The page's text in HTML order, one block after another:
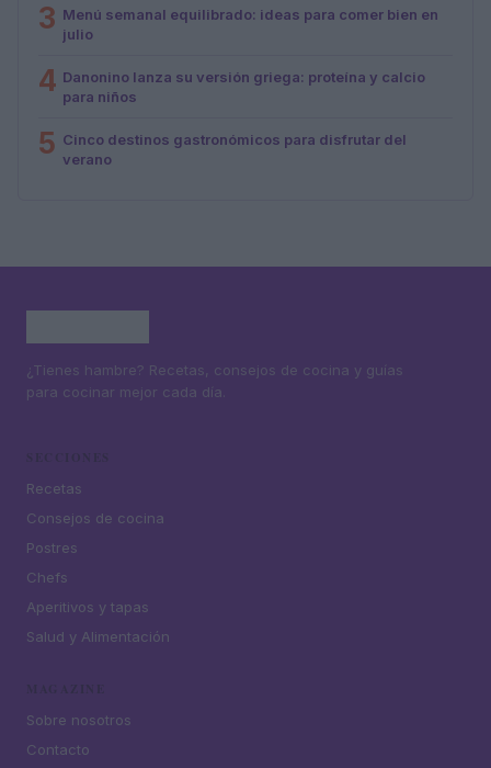
3 Menú semanal equilibrado: ideas para comer bien en
julio
4 Danonino lanza su versión griega: proteína y calcio
para niños
5 Cinco destinos gastronómicos para disfrutar del
verano
¿Tienes hambre? Recetas, consejos de cocina y guías
para cocinar mejor cada día.
Recetas
Consejos de cocina
Postres
Chefs
Aperitivos y tapas
Salud y Alimentación
Sobre nosotros
Contacto